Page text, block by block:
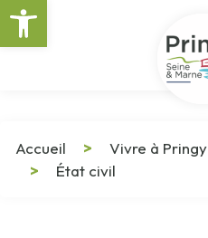
Ouvrir la barre d’outils
Accueil > Vivre à Pringy
>
État civil